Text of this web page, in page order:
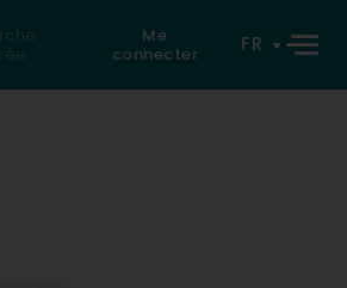
Me
connecter
FR